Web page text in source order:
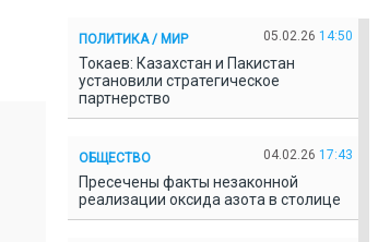
ПОЛИТИКА / МИР 05.02.26 14:50
Токаев: Казахстан и Пакистан
установили стратегическое
партнерство
ОБЩЕСТВО 04.02.26 17:43
Пресечены факты незаконной
реализации оксида азота в столице